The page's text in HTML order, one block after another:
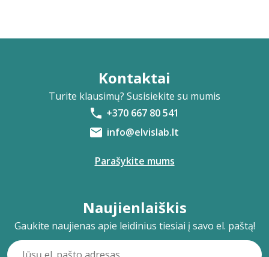
Kontaktai
Turite klausimų? Susisiekite su mumis
+370 667 80 541
info@elvislab.lt
Parašykite mums
Naujienlaiškis
Gaukite naujienas apie leidinius tiesiai į savo el. paštą!